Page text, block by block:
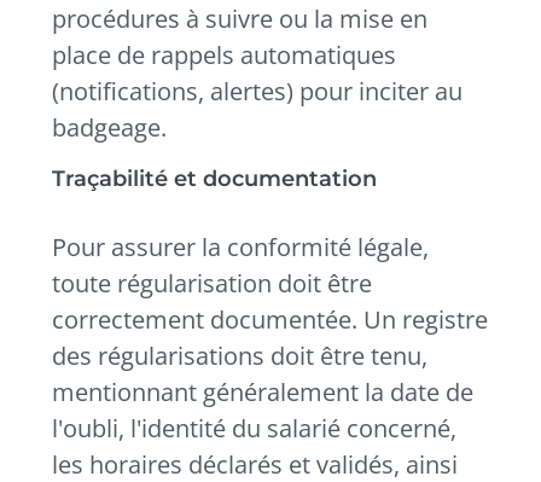
procédures à suivre ou la mise en
place de rappels automatiques
(notifications, alertes) pour inciter au
badgeage.
Traçabilité et documentation
Pour assurer la conformité légale,
toute régularisation doit être
correctement documentée. Un registre
des régularisations doit être tenu,
mentionnant généralement la date de
l'oubli, l'identité du salarié concerné,
les horaires déclarés et validés, ainsi